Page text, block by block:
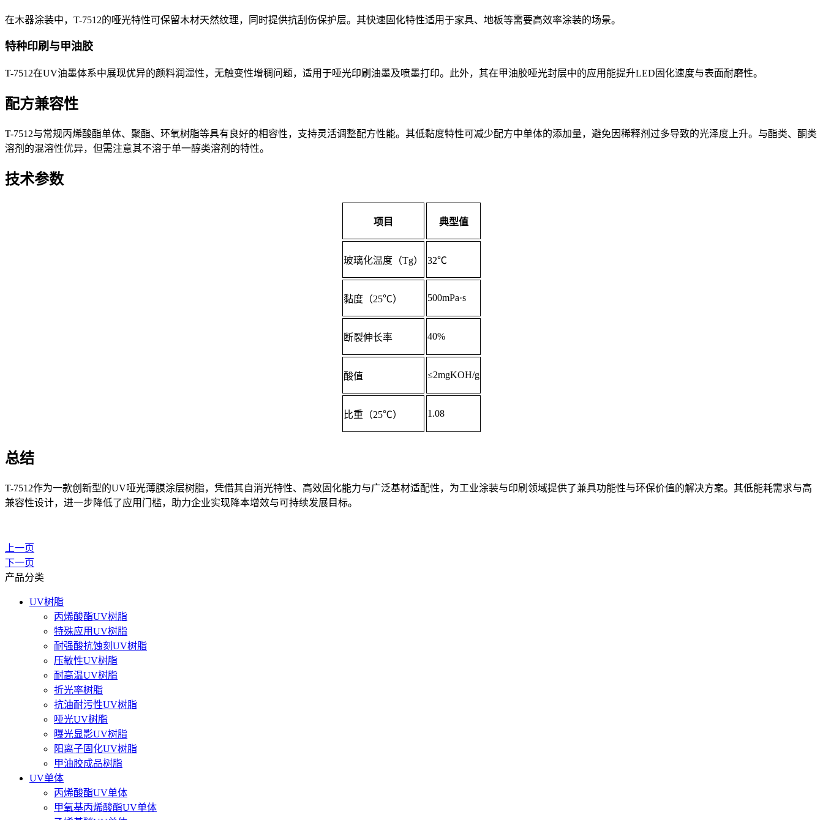
在木器涂装中，T-7512的哑光特性可保留木材天然纹理，同时提供抗刮伤保护层。其快速固化特性适用于家具、地板等需要高效率涂装的场景。
特种印刷与甲油胶
T-7512在UV油墨体系中展现优异的颜料润湿性，无触变性增稠问题，适用于哑光印刷油墨及喷墨打印。此外，其在甲油胶哑光封层中的应用能提升LED固化速度与表面耐磨性。
配方兼容性
T-7512与常规丙烯酸酯单体、聚酯、环氧树脂等具有良好的相容性，支持灵活调整配方性能。其低黏度特性可减少配方中单体的添加量，避免因稀释剂过多导致的光泽度上升。与酯类、酮类
溶剂的混溶性优异，但需注意其不溶于单一醇类溶剂的特性。
技术参数
项目 典型值
玻璃化温度（Tg） 32℃
黏度（25℃） 500mPa·s
断裂伸长率 40%
酸值 ≤2mgKOH/g
比重（25℃） 1.08
总结
T-7512作为一款创新型的UV哑光薄膜涂层树脂，凭借其自消光特性、高效固化能力与广泛基材适配性，为工业涂装与印刷领域提供了兼具功能性与环保价值的解决方案。其低能耗需求与高
兼容性设计，进一步降低了应用门槛，助力企业实现降本增效与可持续发展目标。
上一页
下一页
产品分类
UV树脂
丙烯酸酯UV树脂
特殊应用UV树脂
耐强酸抗蚀刻UV树脂
压敏性UV树脂
耐高温UV树脂
折光率树脂
抗油耐污性UV树脂
哑光UV树脂
曝光显影UV树脂
阳离子固化UV树脂
甲油胶成品树脂
UV单体
丙烯酸酯UV单体
甲氧基丙烯酸酯UV单体